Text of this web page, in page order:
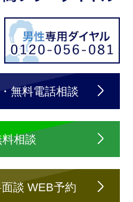
無料電話相談
相談
談 WEB予約